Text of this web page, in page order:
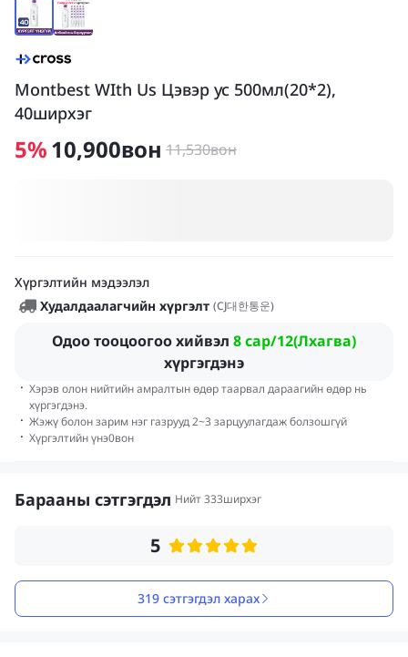
Montbest WIth Us Цэвэр ус 500мл(20*2),
40ширхэг
5%10,900вон 11,530вон
Хүргэлтийн мэдээлэл
Худалдаалагчийн хүргэлт (CJ대한통운)
Одоо тооцоогоо хийвэл 8 сар/12(Лхагва)
хүргэгдэнэ
· Хэрэв олон нийтийн амралтын өдөр таарвал дараагийн өдөр нь
хүргэгдэнэ.
· Жэжү болон зарим нэг газрууд 2~3 зарцуулагдаж болзошгүй
· Хүргэлтийн үнэ0вон
Барааны сэтгэгдэл Нийт 333ширхэг
5
319 сэтгэгдэл харах